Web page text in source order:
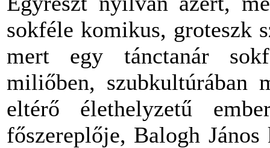
sokféle komikus, groteszk
mert egy tánctanár
miliőben, szubkultúrában
eltérő élethelyzetű
főszereplője, Balogh